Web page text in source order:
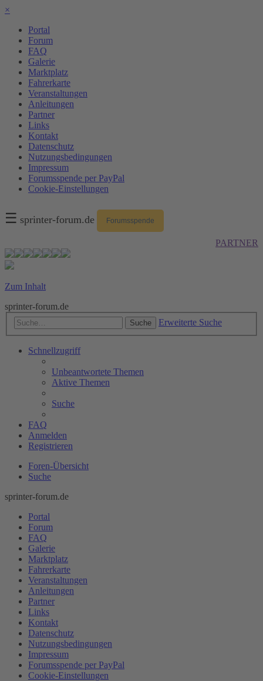
×
Portal
Forum
FAQ
Galerie
Marktplatz
Fahrerkarte
Veranstaltungen
Anleitungen
Partner
Links
Kontakt
Datenschutz
Nutzungsbedingungen
Impressum
Forumsspende per PayPal
Cookie-Einstellungen
☰ sprinter-forum.de Forumsspende
PARTNER
Zum Inhalt
sprinter-forum.de
Suche Erweiterte Suche
Schnellzugriff
Unbeantwortete Themen
Aktive Themen
Suche
FAQ
Anmelden
Registrieren
Foren-Übersicht
Suche
sprinter-forum.de
Portal
Forum
FAQ
Galerie
Marktplatz
Fahrerkarte
Veranstaltungen
Anleitungen
Partner
Links
Kontakt
Datenschutz
Nutzungsbedingungen
Impressum
Forumsspende per PayPal
Cookie-Einstellungen